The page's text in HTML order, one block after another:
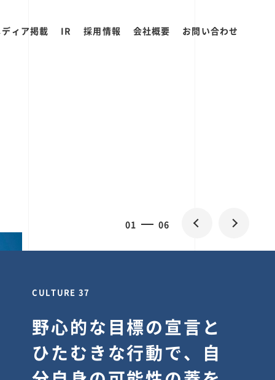
ィア掲載 IR 採用情報 会社概要 お問い合わせ
01 06